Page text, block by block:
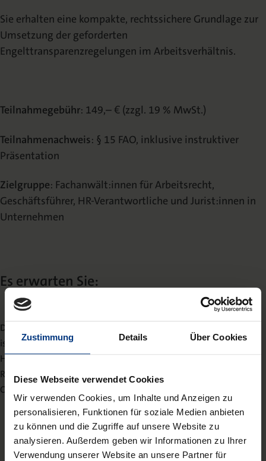
Zustimmung Details Über Cookies
Diese Webseite verwendet Cookies
Wir verwenden Cookies, um Inhalte und Anzeigen zu
personalisieren, Funktionen für soziale Medien anbieten
zu können und die Zugriffe auf unsere Website zu
analysieren. Außerdem geben wir Informationen zu Ihrer
Verwendung unserer Website an unsere Partner für
Sie erhalten eine kompakte, rechtssichere Grundlage zur
Umsetzung der geforderten
Engelttransparenzregelungen im Arbeitsverhältnis.
Teilnahmegebühr: 149,– € (zzgl. 19 % MwSt.)
Teilnahmenachweis: § 15 FAO, inklusive instruktiver
Präsentation
Zielgruppe: Fachanwält:innen für Arbeitsrecht,
Geschäftsführer, HR-Verantwortliche und Jurist:innen in
Unternehmen
Es erwarten Sie:
Dr. Willem Niemeyer
ist Fachanwalt für Arbeitsrecht und Partner bei NEUWERK in
Hamburg. Einen Schwerpunkt seiner Tätigkeit bilden
Restrukturierungen, Trennungsstreitigkeiten mit
Organmitgliedern und Mitarbeiterbeteiligungsprogramme.